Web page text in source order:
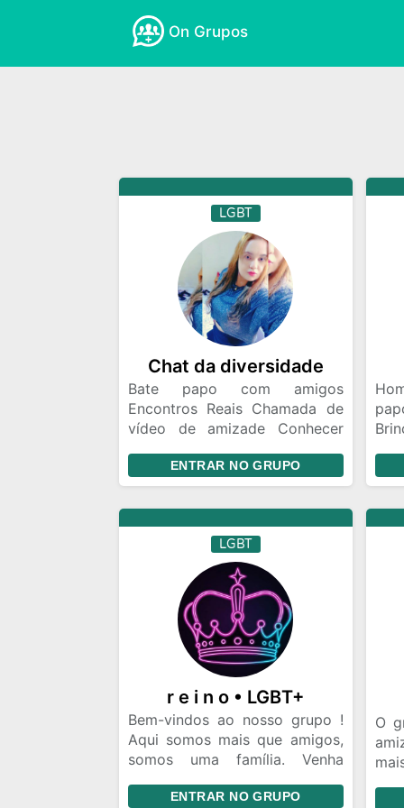
On Grupos
Moda e Beleza
Musicas Namoro
Vagas de Emprego
LGBT
Chat da diversidade
Bate papo com amigos
Encontros Reais Chamada de
vídeo de amizade Conhecer
Namoro virtual Conhecer
pessoas na vida real
Relacionamento LGBT Maior
grupo LGBT do Brasil
ENTRAR NO GRUPO
LGBT
r e i n o • LGBT+
Bem-vindos ao nosso grupo !
Aqui somos mais que amigos,
somos uma família. Venha
“REINO LGBT+“ Ao entrar,
ENTRAR NO GRUPO
O